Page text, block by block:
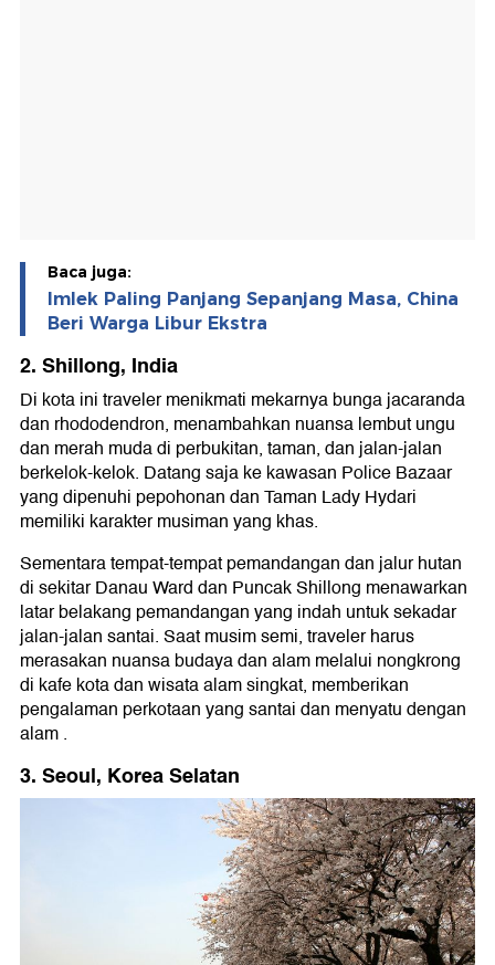
Baca juga:
Imlek Paling Panjang Sepanjang Masa, China
Beri Warga Libur Ekstra
2. Shillong, India
Di kota ini traveler menikmati mekarnya bunga jacaranda
dan rhododendron, menambahkan nuansa lembut ungu
dan merah muda di perbukitan, taman, dan jalan-jalan
berkelok-kelok. Datang saja ke kawasan Police Bazaar
yang dipenuhi pepohonan dan Taman Lady Hydari
memiliki karakter musiman yang khas.
Sementara tempat-tempat pemandangan dan jalur hutan
di sekitar Danau Ward dan Puncak Shillong menawarkan
latar belakang pemandangan yang indah untuk sekadar
jalan-jalan santai. Saat musim semi, traveler harus
merasakan nuansa budaya dan alam melalui nongkrong
di kafe kota dan wisata alam singkat, memberikan
pengalaman perkotaan yang santai dan menyatu dengan
alam .
3. Seoul, Korea Selatan